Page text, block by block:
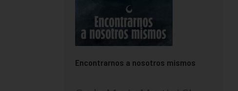
Encontrarnos a nosotros mismos